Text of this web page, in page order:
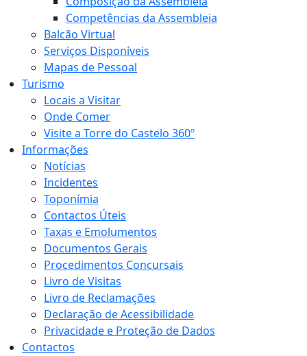
Competências da Assembleia
Balcão Virtual
Serviços Disponíveis
Mapas de Pessoal
Turismo
Locais a Visitar
Onde Comer
Visite a Torre do Castelo 360º
Informações
Notícias
Incidentes
Toponímia
Contactos Úteis
Taxas e Emolumentos
Documentos Gerais
Procedimentos Concursais
Livro de Visitas
Livro de Reclamações
Declaração de Acessibilidade
Privacidade e Proteção de Dados
Contactos